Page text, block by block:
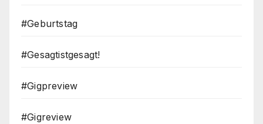
#Geburtstag
#Gesagtistgesagt!
#Gigpreview
#Gigreview